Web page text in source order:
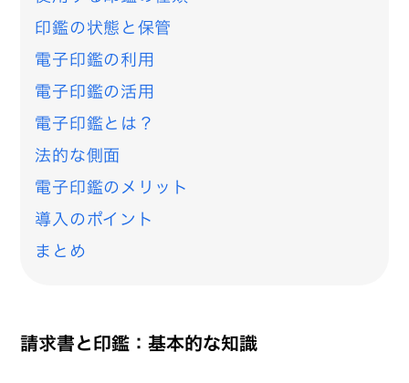
印鑑の状態と保管
電子印鑑の利用
電子印鑑の活用
電子印鑑とは？
法的な側面
電子印鑑のメリット
導入のポイント
まとめ
請求書と印鑑：基本的な知識